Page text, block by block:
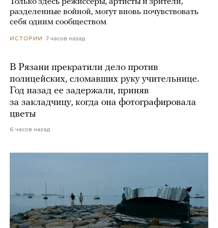
разделенные войной, могут вновь почувствовать
себя одним сообществом
ИСТОРИИ 7 часов назад
В Рязани прекратили дело против
полицейских, сломавших руку учительнице.
Год назад ее задержали, приняв
за закладчицу, когда она фотографировала
цветы
6 часов назад